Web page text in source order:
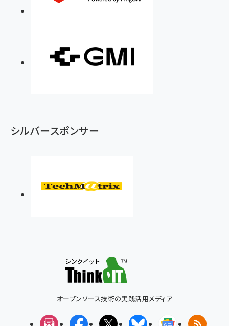
シルバースポンサー
オープンソース技術の実践活用メディア